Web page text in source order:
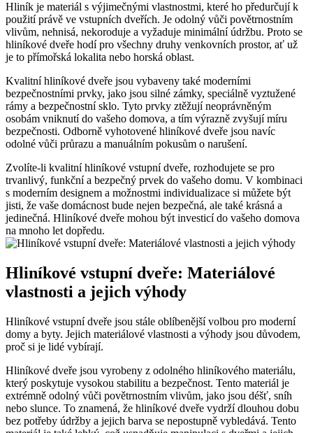
Hliník je materiál s výjimečnými vlastnostmi, které ho předurčují k
použití právě ve vstupních dveřích. Je odolný vůči povětrnostním
vlivům, nehnisá, nekoroduje a vyžaduje minimální údržbu. Proto se
hliníkové dveře hodí pro všechny druhy venkovních prostor, ať už
je to přímořská lokalita nebo horská oblast.
Kvalitní hliníkové dveře jsou vybaveny také moderními
bezpečnostními prvky, jako jsou silné zámky, speciálně vyztužené
rámy a bezpečnostní sklo. Tyto prvky ztěžují neoprávněným
osobám vniknutí do vašeho domova, a tím výrazně zvyšují míru
bezpečnosti. Odborně vyhotovené hliníkové dveře jsou navíc
odolné vůči průrazu a manuálním pokusům o narušení.
Zvolíte-li kvalitní hliníkové vstupní dveře, rozhodujete se pro
trvanlivý, funkční a bezpečný prvek do vašeho domu. V kombinaci
s moderním designem a možnostmi individualizace si můžete být
jisti, že vaše domácnost bude nejen bezpečná, ale také krásná a
jedinečná. Hliníkové dveře mohou být investicí do vašeho domova
na mnoho let dopředu.
Hliníkové vstupní dveře: Materiálové
vlastnosti a jejich výhody
Hliníkové vstupní dveře jsou stále oblíbenější volbou pro moderní
domy a byty. Jejich materiálové vlastnosti a výhody jsou důvodem,
proč si je lidé vybírají.
Hliníkové dveře jsou vyrobeny z odolného hliníkového materiálu,
který poskytuje vysokou stabilitu a bezpečnost. Tento materiál je
extrémně odolný vůči povětrnostním vlivům, jako jsou déšť, sníh
nebo slunce. To znamená, že hliníkové dveře vydrží dlouhou dobu
bez potřeby údržby a jejich barva se nepostupně vybledává. Tento